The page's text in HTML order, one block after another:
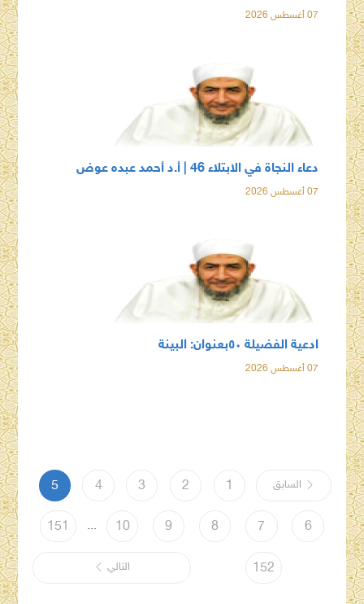
07 أغسطس 2026
دعاء النجاة في الابتلاء 46 | أ.د أحمد عبده عوض
07 أغسطس 2026
ادعية الفضيلة ٥٠بعنوان: البينة
07 أغسطس 2026
السابق 1
2
3
4
5
6
7
8
9
10
...
151
152 التالي